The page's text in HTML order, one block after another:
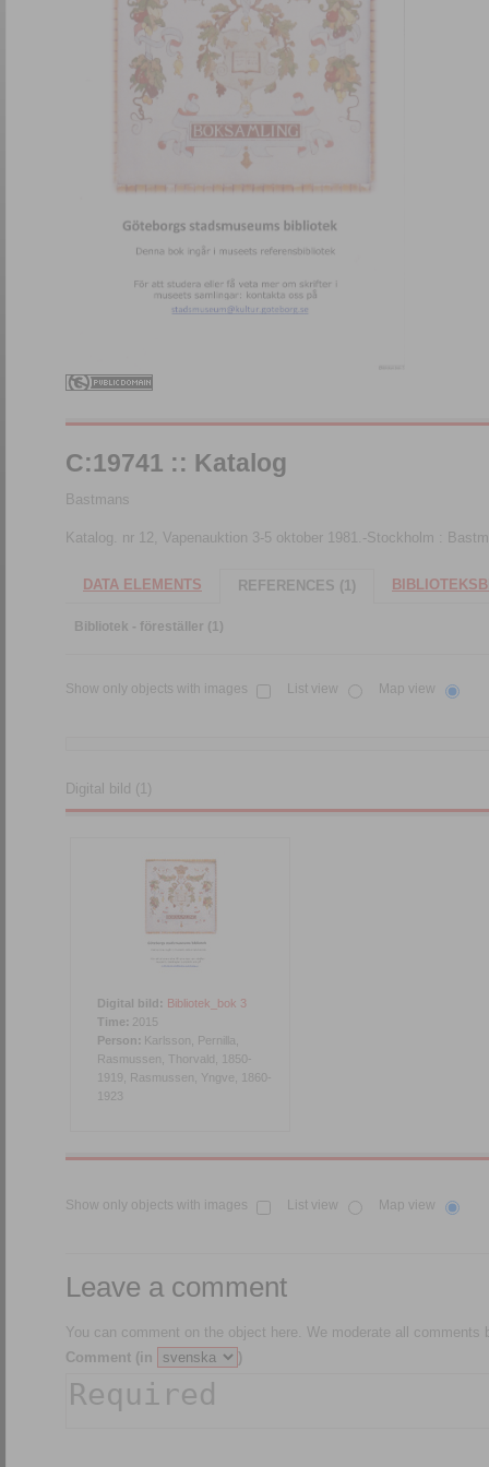
C:19741 :: Katalog
Bastmans
Katalog. nr 12, Vapenauktion 3-5 oktober 1981.-Stockholm :
DATA ELEMENTS REFERENCES (1)
Bibliotek - föreställer (1)
Show only objects with images List view Map view
Digital bild (1)
Digital bild: Bibliotek_bok 3
Time: 2015
Person: Karlsson, Pernilla,
Rasmussen, Thorvald, 1850-
1919, Rasmussen, Yngve, 1860-
1923
Show only objects with images List view Map view
Leave a comment
You can comment on the object here. We moderate all comments
Comment (in
)